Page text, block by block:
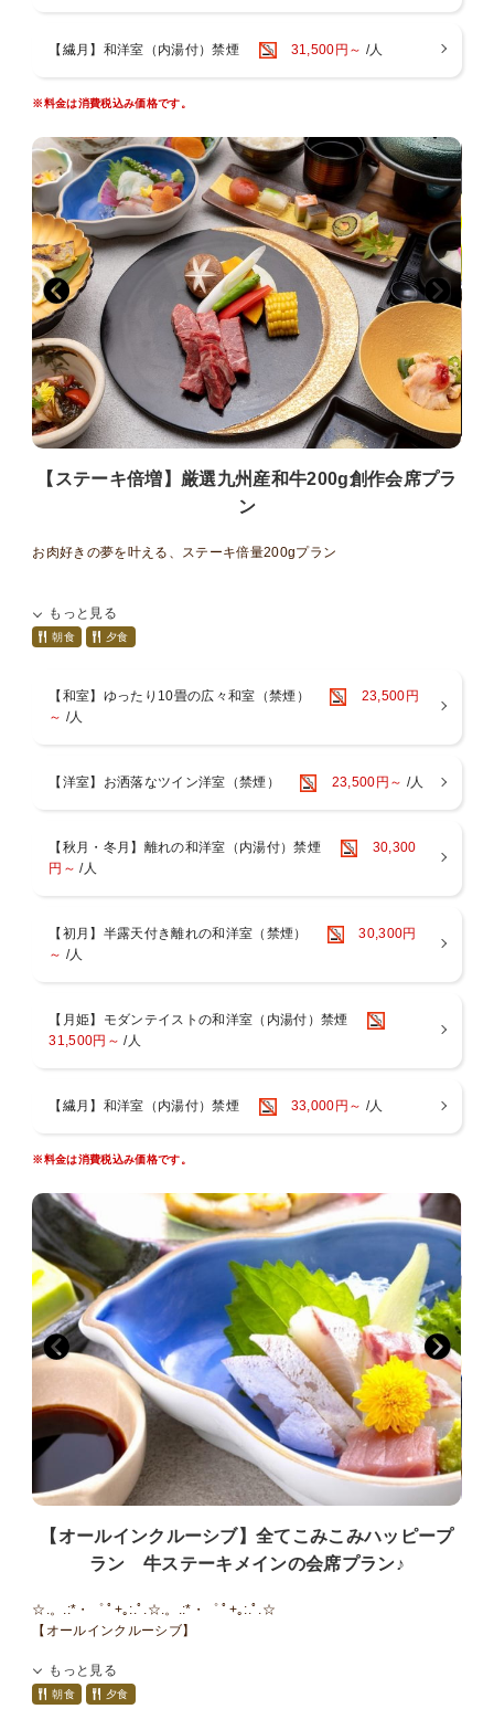
ど)を
除いたミニ会席をご用意しております。
ば、
「食事あり」でご予約の幼児のお子様(未就学児)には、お子様ラン
チをご用意いたします。
■■■■■■■■■■■■■■■■■■■■■■■■■■■■■■
【お風呂】
１階には男女別大浴場と露天風呂がございます。ご滞在中はいつで
も入浴ＯＫ♪
５つの貸切家族風呂をご利用いただけます！ご滞在中いつでもご入
浴いただけます♪
①緑の湯：陶器風呂（半露天風呂）
②葵の湯：一枚岩をくり貫いたお風呂（半露天風呂）
③杏の湯：御影石のジャグジー風呂（内風呂）
④菫の湯：寝湯（内風呂）
⑤紅の湯：広々露天風呂
湯上がりには、生ビール・ジュース・コーヒーを無料でお楽しみいた
【繊月】和洋室（内湯付）禁煙 31,500円～ /人
※料金は消費税込み価格です。
【ステーキ倍増】厳選九州産和牛200g創作会席プラ
ン
お肉好きの夢を叶える、ステーキ倍量200gプラン
ひと口ごとに広がる濃厚な旨みと芳醇な香りを、心ゆくまでご堪能く
ださい。
【ご夕食】
上がりいただけます。
【ご朝食】
■■■■お食事について■■■■■■■■■■■■■■■■■■■
〇連泊の場合２泊目以降は料理長おまかせコースをご用意いたしま
す。
ど)を
除いたミニ会席をご用意しております。
ば、
「食事あり」でご予約の幼児のお子様(未就学児)には、お子様ラン
チをご用意いたします。
■■■■■■■■■■■■■■■■■■■■■■■■■■■■■■
【お風呂】
１階には男女別大浴場と露天風呂がございます。ご滞在中はいつで
も入浴ＯＫ♪
５つの貸切家族風呂をご利用いただけます！ご滞在中いつでもご入
浴いただけます♪
①緑の湯：陶器風呂（半露天風呂）
②葵の湯：一枚岩をくり貫いたお風呂（半露天風呂）
③杏の湯：御影石のジャグジー風呂（内風呂）
④菫の湯：寝湯（内風呂）
⑤紅の湯：広々露天風呂
湯上がりには、生ビール・ジュース・コーヒーを無料でお楽しみいた
だけます。
もっと見る
朝食 夕食
【和室】ゆったり10畳の広々和室（禁煙）
23,500円
～ /人
【洋室】お洒落なツイン洋室（禁煙） 23,500円～ /人
【秋月・冬月】離れの和洋室（内湯付）禁煙
30,300
円～ /人
【初月】半露天付き離れの和洋室（禁煙）
30,300円
～ /人
【月姫】モダンテイストの和洋室（内湯付）禁煙
31,500円～ /人
【繊月】和洋室（内湯付）禁煙 33,000円～ /人
※料金は消費税込み価格です。
【オールインクルーシブ】全てこみこみハッピープ
ラン 牛ステーキメインの会席プラン♪
☆.。.:*・゜ ﾟ+｡:.ﾟ.☆.。.:*・゜ ﾟ+｡:.ﾟ.☆
【オールインクルーシブ】
追加料金は発生しませんので、
大切な人へのプレゼント旅行にも最適です！
もっと見る
朝食 夕食